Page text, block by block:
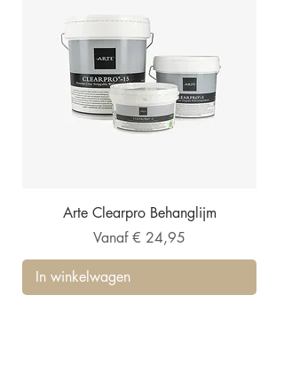
Arte Clearpro Behanglijm
Vanaf€ 24,95
Verkoopprijs
In winkelwagen